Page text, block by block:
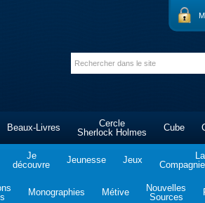
Beaux-Livres
Cercle
Sherlock Holmes
Cube
Je
découvre
Jeunesse Jeux
La
Monographies Métive
Nouvelles
Sources